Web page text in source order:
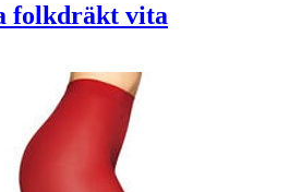
folkdräkt vita